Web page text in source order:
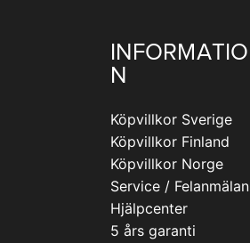
INFORMATIO
N
Köpvillkor Sverige
Köpvillkor Finland
Köpvillkor Norge
Service / Felanmälan
Hjälpcenter
5 års garanti